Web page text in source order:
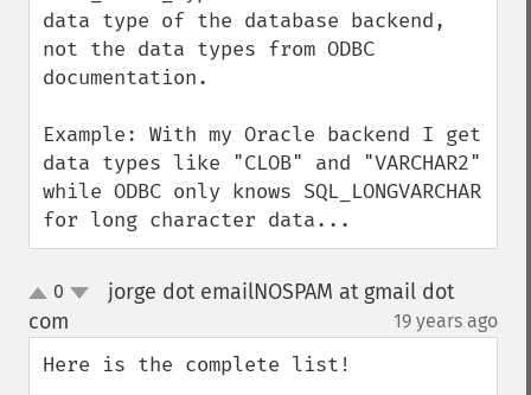
data type of the database backend,
not the data types from ODBC
documentation.
Example: With my Oracle backend I get
data types like "CLOB" and "VARCHAR2"
while ODBC only knows SQL_LONGVARCHAR
for long character data...
up0
jorge dot emailNOSPAM at gmail dot
com
19 years ago
Here is the complete list!